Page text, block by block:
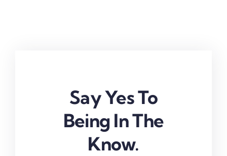
Say Yes To
Being In The
Know.